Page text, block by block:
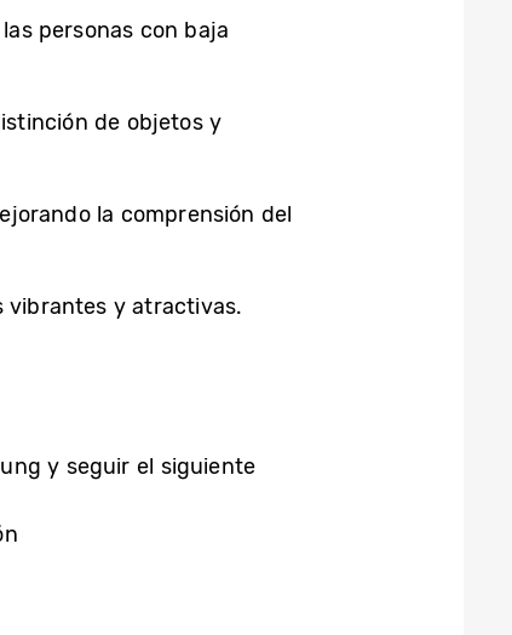
personas con baja
de objetos y
la comprensión del
vibrantes y atractivas.
y seguir el siguiente